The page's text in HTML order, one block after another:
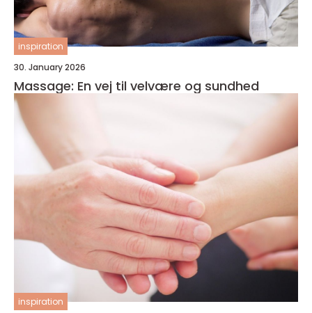
inspiration
30. January 2026
Massage: En vej til velvære og sundhed
inspiration